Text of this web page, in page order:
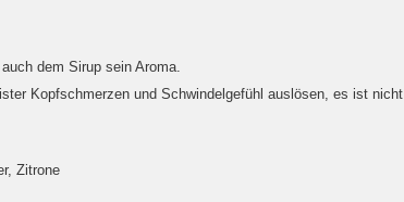
dem Sirup sein Aroma.
Kopfschmerzen und Schwindelgefühl auslösen, es ist nicht
Zitrone